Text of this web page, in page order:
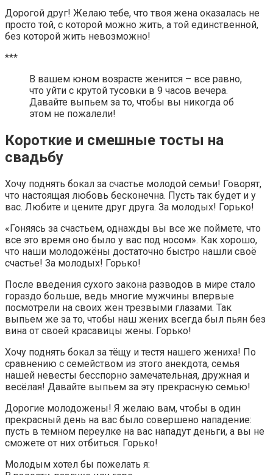
Дорогой друг! Желаю тебе, что твоя жена оказалась не
просто той, с которой можно жить, а той единственной,
без которой жить невозможно!
***
В вашем юном возрасте женится – все равно,
что уйти с крутой тусовки в 9 часов вечера.
Давайте выпьем за то, чтобы вы никогда об
этом не пожалели!
Короткие и смешные тосты на
свадьбу
Хочу поднять бокал за счастье молодой семьи! Говорят,
что настоящая любовь бесконечна. Пусть так будет и у
вас. Любите и цените друг друга. За молодых! Горько!
«Гоняясь за счастьем, однажды вы все же поймете, что
все это время оно было у вас под носом». Как хорошо,
что наши молодожёны достаточно быстро нашли своё
счастье! За молодых! Горько!
После введения сухого закона разводов в мире стало
гораздо больше, ведь многие мужчины впервые
посмотрели на своих жен трезвыми глазами. Так
выпьем же за то, чтобы наш жених всегда был пьян без
вина от своей красавицы жены. Горько!
Хочу поднять бокал за тёщу и тестя нашего жениха! По
сравнению с семейством из этого анекдота, семья
нашей невесты бесспорно замечательная, дружная и
весёлая! Давайте выпьем за эту прекрасную семью!
Дорогие молодожены! Я желаю вам, чтобы в один
прекрасный день на вас было совершено нападение:
пусть в темном переулке на вас нападут деньги, а вы не
сможете от них отбиться. Горько!
Молодым хотел бы пожелать я: